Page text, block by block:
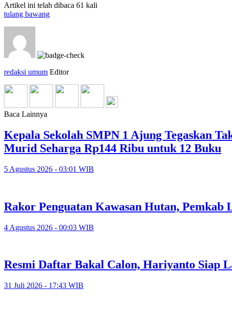
Artikel ini telah dibaca 61 kali
tulang bawang
redaksi umum Editor
Baca Lainnya
Kepala Sekolah SMPN 1 Ajung Tegaskan
Murid Seharga Rp144 Ribu untuk 12 Buku
5 Agustus 2026 - 03:01 WIB
Rakor Penguatan Kawasan Hutan,
4 Agustus 2026 - 00:03 WIB
Resmi Daftar Bakal Calon, Hariyanto Siap
31 Juli 2026 - 17:43 WIB